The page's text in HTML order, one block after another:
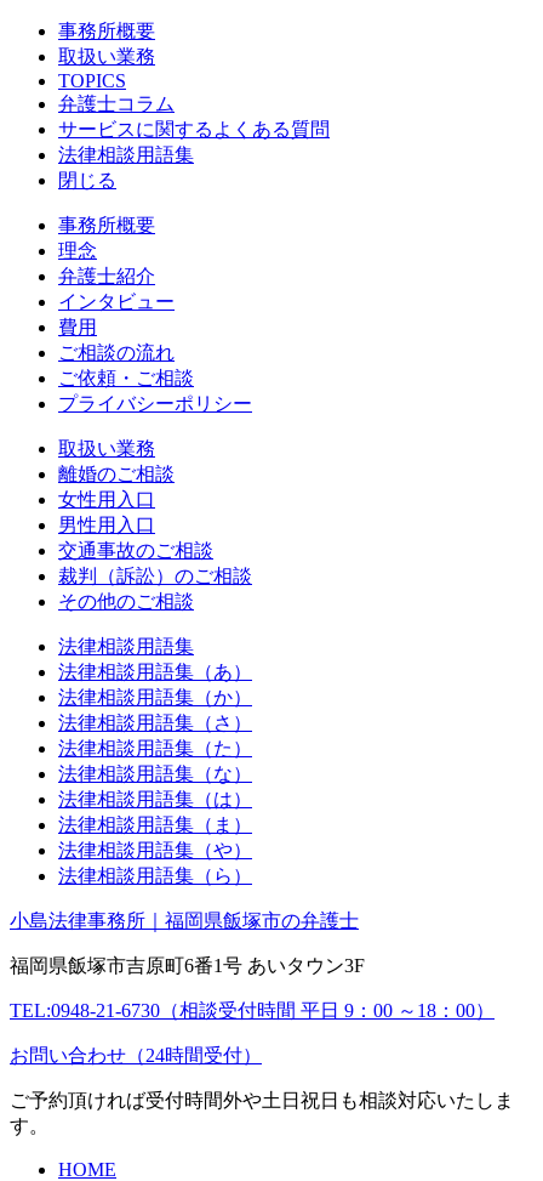
事務所概要
取扱い業務
TOPICS
弁護士コラム
サービスに関するよくある質問
法律相談用語集
閉じる
事務所概要
理念
弁護士紹介
インタビュー
費用
ご相談の流れ
ご依頼・ご相談
プライバシーポリシー
取扱い業務
離婚のご相談
女性用入口
男性用入口
交通事故のご相談
裁判（訴訟）のご相談
その他のご相談
法律相談用語集
法律相談用語集（あ）
法律相談用語集（か）
法律相談用語集（さ）
法律相談用語集（た）
法律相談用語集（な）
法律相談用語集（は）
法律相談用語集（ま）
法律相談用語集（や）
法律相談用語集（ら）
小島法律事務所｜福岡県飯塚市の弁護士
福岡県飯塚市吉原町6番1号 あいタウン3F
TEL:0948-21-6730（相談受付時間 平日 9：00 ～18：00）
お問い合わせ（24時間受付）
ご予約頂ければ受付時間外や土日祝日も相談対応いたしま
す。
HOME